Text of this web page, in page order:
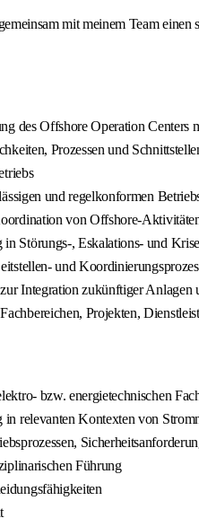
mit meinem Team
des Offshore Operation
Prozessen und
und regelkonformen
von Offshore-
Störungs-, Eskalations- und
und
Integration zukünftiger
Projekten,
bzw. energietechnischen
in relevanten Kontexten von
Führung